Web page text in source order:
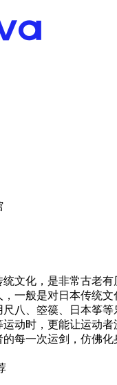
文化，是非常古老有
一般是对日本传统文
八、箜篌、日本筝
动时，更能让运动
每一次运剑，仿佛化